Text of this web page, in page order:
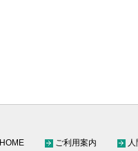
HOME ご利用案内